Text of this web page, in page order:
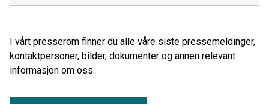
I vårt presserom finner du alle våre siste pressemeldinger,
kontaktpersoner, bilder, dokumenter og annen relevant
informasjon om oss.